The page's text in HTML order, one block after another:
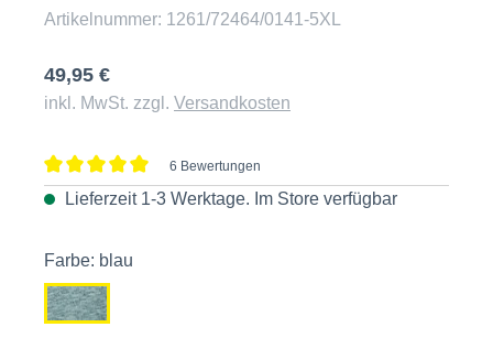
Artikelnummer: 1261/72464/0141-5XL
49,95 €
inkl. MwSt. zzgl. Versandkosten
Durchschnittliche Bewertung von 5 von 5 Sternen
6 Bewertungen
Lieferzeit 1-3 Werktage. Im Store verfügbar
Farbe: blau